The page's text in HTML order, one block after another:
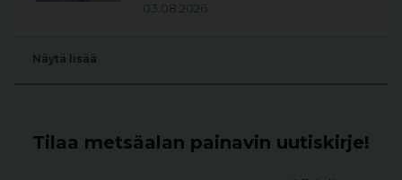
03.08.2026
Näytä lisää
Tilaa metsäalan painavin uutiskirje!